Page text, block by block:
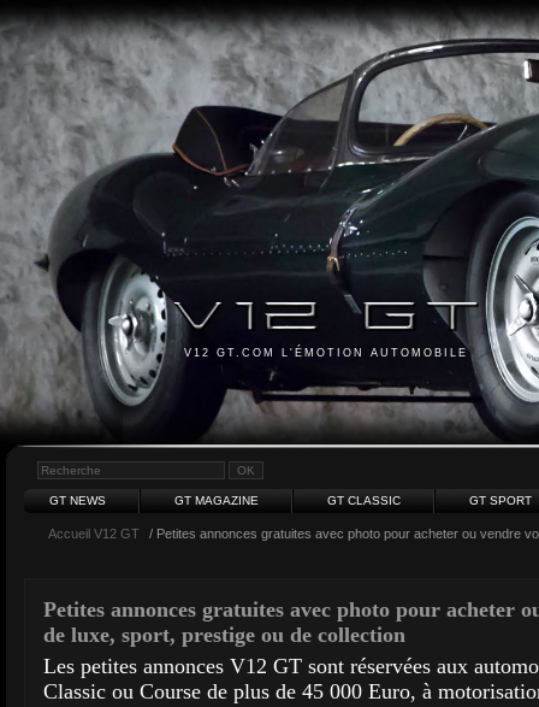
V12 GT.COM L'ÉMOTION AUTOMOBILE
GT NEWS GT MAGAZINE GT CLASSIC GT SPORT
Accueil V12 GT / Petites annonces gratuites avec photo pour acheter ou vendre
Petites annonces gratuites avec photo pour acheter
de luxe, sport, prestige ou de collection
Les petites annonces V12 GT sont réservées aux
Classic ou Course de plus de 45 000 Euro, à